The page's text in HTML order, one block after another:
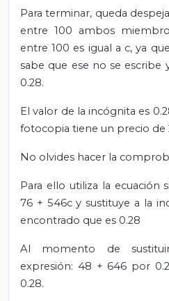
Para terminar, queda
entre 100 ambos
entre 100 es igual a c, ya
sabe que ese no se escribe
0.28.
El valor de la incógnita es
fotocopia tiene un precio de
No olvides hacer la
Para ello utiliza la ecuación
76 + 546c y sustituye a la
encontrado que es 0.28
Al momento de
expresión: 48 + 646 por
0.28.